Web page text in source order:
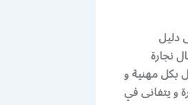
فى دليل
نجارة
بكل مهنية و
و يتفانى في